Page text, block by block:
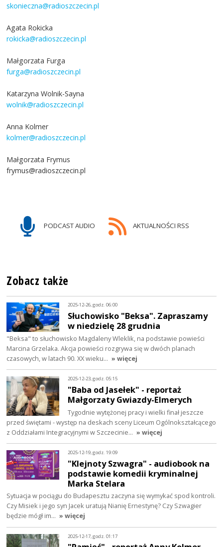
skonieczna@radioszczecin.pl
Agata Rokicka
rokicka@radioszczecin.pl
Małgorzata Furga
furga@radioszczecin.pl
Katarzyna Wolnik-Sayna
wolnik@radioszczecin.pl
Anna Kolmer
kolmer@radioszczecin.pl
Małgorzata Frymus
frymus@radioszczecin.pl
PODCAST AUDIO AKTUALNOŚCI RSS
Zobacz także
2025-12-26, godz. 06:00
Słuchowisko "Beksa". Zapraszamy
w niedzielę 28 grudnia
"Beksa" to słuchowisko Magdaleny Wleklik, na podstawie powieści
Marcina Grzelaka. Akcja powieści rozgrywa się w dwóch planach
czasowych, w latach 90. XX wieku… » więcej
2025-12-23, godz. 05:15
"Baba od Jasełek" - reportaż
Małgorzaty Gwiazdy-Elmerych
Tygodnie wytężonej pracy i wielki finał jeszcze
przed świętami - występ na deskach sceny Liceum Ogólnokształcącego
z Oddziałami Integracyjnymi w Szczecinie… » więcej
2025-12-19, godz. 19:09
"Klejnoty Szwagra" - audiobook na
podstawie komedii kryminalnej
Marka Stelara
Sytuacja w pociągu do Budapesztu zaczyna się wymykać spod kontroli.
Czy Misiek i jego syn Jacek uratują Nianię Ernestynę? Czy Szwagier
będzie mógł im… » więcej
2025-12-17, godz. 01:17